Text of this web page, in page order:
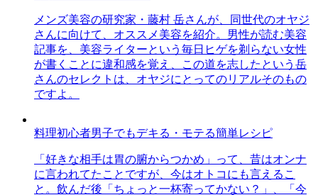
メンズ美容の研究家・藤村 岳さんが、同世代のオヤジ
さんに向けて、オススメ美容を紹介。男性が読む美容
記事を、美容ライターという毎日ヒゲを剃らない女性
が書くことに違和感を覚え、この道を志したという岳
さんのセレクトは、オヤジにとってのリアルそのもの
ですよ。
料理初心者男子でもデキる・モテる簡単レシピ
「好きな相手は胃の腑からつかめ」って、昔はオンナ
に言われてたことですが、今はオトコにも言えるこ
と。飲んだ後「ちょっと一杯寄ってかない？」、「今